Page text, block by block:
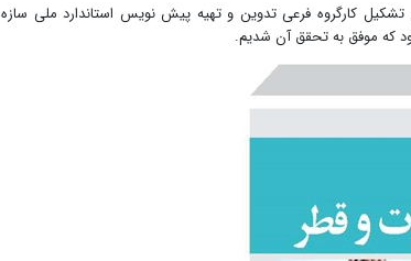
کارگروه فرعی تدوین و تهیه پیش نویس استاندارد ملی سازه
که موفق به تحقق آن شدیم.